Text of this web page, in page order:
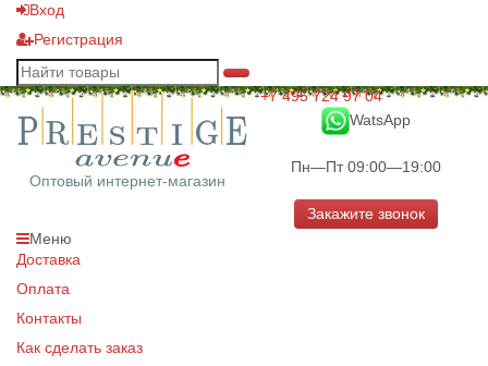
Вход
Регистрация
Оптовый интернет-магазин
+7 495 724 97 04
WatsApp
Пн—Пт 09:00—19:00
Закажите звонок
Меню
Доставка
Оплата
Контакты
Как сделать заказ